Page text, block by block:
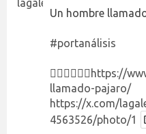
Un hombre
#portanálisis
👉🏻👉🏻👉🏻 https://
llamado-pajaro/
https://x.com/
4563526/photo/1